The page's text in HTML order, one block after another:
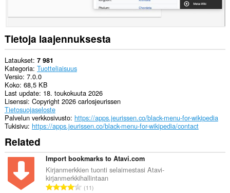
this
Laajennus
lisää
kentän
sivupalkkiin.
Tietoja laajennuksesta
Lataukset 7 981
Kategoria Tuotteliaisuus
Versio 7.0.0
Koko 68,5 KB
Last update 18. toukokuuta 2026
Lisenssi Copyright 2026 carlosjeurissen
Tietosuojaseloste
Palvelun verkkosivusto https://apps.jeurissen.co/black-menu-for-wikipedia
Tukisivu https://apps.jeurissen.co/black-menu-for-wikipedia/contact
Related
Import bookmarks to Atavi.com
Kirjanmerkkien tuonti selaimestasi Atavi-
kirjanmerkkihallintaan
A11